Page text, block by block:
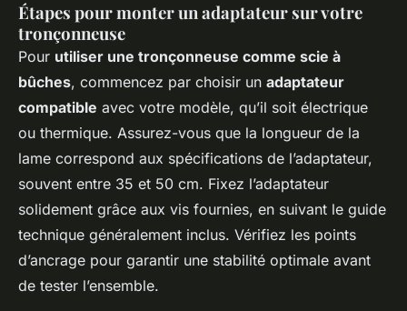
Étapes pour monter un adaptateur sur votre
tronçonneuse
Pour utiliser une tronçonneuse comme scie à
bûches, commencez par choisir un adaptateur
compatible avec votre modèle, qu’il soit électrique
ou thermique. Assurez-vous que la longueur de la
lame correspond aux spécifications de l’adaptateur,
souvent entre 35 et 50 cm. Fixez l’adaptateur
solidement grâce aux vis fournies, en suivant le guide
technique généralement inclus. Vérifiez les points
d’ancrage pour garantir une stabilité optimale avant
de tester l’ensemble.